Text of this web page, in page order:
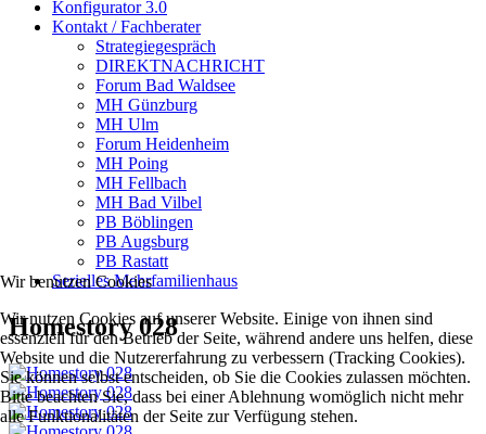
Konfigurator 3.0
Kontakt / Fachberater
Strategiegespräch
DIREKTNACHRICHT
Forum Bad Waldsee
MH Günzburg
MH Ulm
Forum Heidenheim
MH Poing
MH Fellbach
MH Bad Vilbel
PB Böblingen
PB Augsburg
PB Rastatt
Serielles Mehrfamilienhaus
Homestory 028
Wir benutzen Cookies
Wir nutzen Cookies auf unserer Website. Einige von ihnen sind
essenziell für den Betrieb der Seite, während andere uns helfen, diese
Website und die Nutzererfahrung zu verbessern (Tracking Cookies).
Sie können selbst entscheiden, ob Sie die Cookies zulassen möchten.
Bitte beachten Sie, dass bei einer Ablehnung womöglich nicht mehr
alle Funktionalitäten der Seite zur Verfügung stehen.